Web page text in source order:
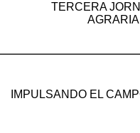
TERCERA
IMPULSANDO EL